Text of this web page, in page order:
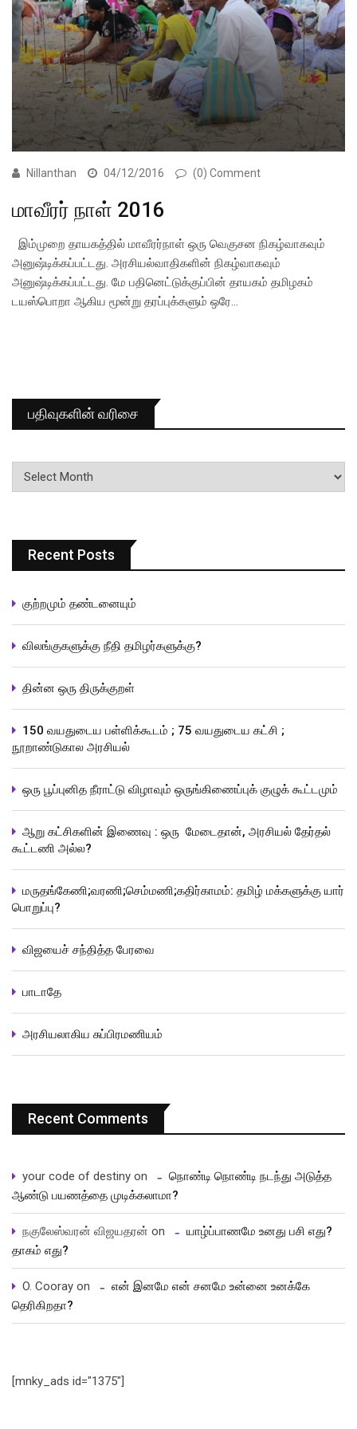
Nillanthan 04/12/2016 (0) Comment
மாவீரர் நாள் 2016
இம்முறை தாயகத்தில் மாவீரர்நாள் ஒரு வெகுசன நிகழ்வாகவும்
அனுஷ்டிக்கப்பட்டது. அரசியல்வாதிகளின் நிகழ்வாகவும்
அனுஷ்டிக்கப்பட்டது. மே பதினெட்டுக்குப்பின் தாயகம் தமிழகம்
டயஸ்பொறா ஆகிய மூன்று தரப்புக்களும் ஒரே…
பதிவுகளின் வரிசை
பதிவுகளின்
வரிசை
Recent Posts
குற்றமும் தண்டனையும்
விலங்குகளுக்கு நீதி தமிழர்களுக்கு?
தின்ன ஒரு திருக்குறள்
150 வயதுடைய பள்ளிக்கூடம் ; 75 வயதுடைய கட்சி ;
நூறாண்டுகால அரசியல்
ஒரு பூப்புனித நீராட்டு விழாவும் ஒருங்கிணைப்புக் குழுக் கூட்டமும்
ஆறு கட்சிகளின் இணைவு : ஒரு மேடைதான், அரசியல் தேர்தல்
கூட்டணி அல்ல?
மருதங்கேணி;வரணி;செம்மணி;கதிர்காமம்: தமிழ் மக்களுக்கு யார்
பொறுப்பு?
விஜயைச் சந்தித்த பேரவை
பாடாதே
அரசியலாகிய சுப்பிரமணியம்
Recent Comments
your code of destiny on
நொண்டி நொண்டி நடந்து அடுத்த
ஆண்டு பயணத்தை முடிக்கலாமா?
நகுலேஸ்வரன் விஜயதரன் on
யாழ்ப்பாணமே உனது பசி எது?
தாகம் எது?
O. Cooray on
என் இனமே என் சனமே உன்னை உனக்கே
தெரிகிறதா?
[mnky_ads id="1375"]